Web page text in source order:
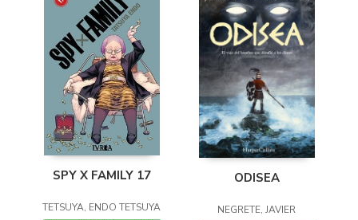
SPY X FAMILY 17
TETSUYA, ENDO TETSUYA
ODISEA
NEGRETE, JAVIER